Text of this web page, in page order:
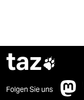
taz
Folgen Sie uns